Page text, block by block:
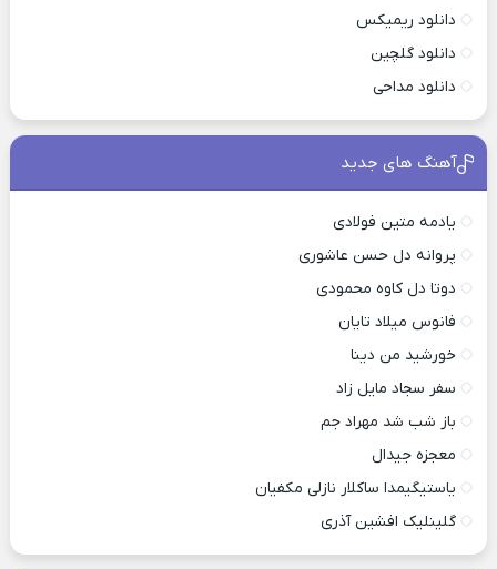
دانلود ریمیکس
دانلود گلچین
دانلود مداحی
آهنگ های جدید
یادمه متین فولادی
پروانه دل حسن عاشوری
دوتا دل کاوه محمودی
فانوس میلاد تایان
خورشید من دینا
سفر سجاد مایل زاد
باز شب شد مهراد جم
معجزه جیدال
یاستیگیمدا ساکلار نازلی مکفیان
گلینلیک افشین آذری